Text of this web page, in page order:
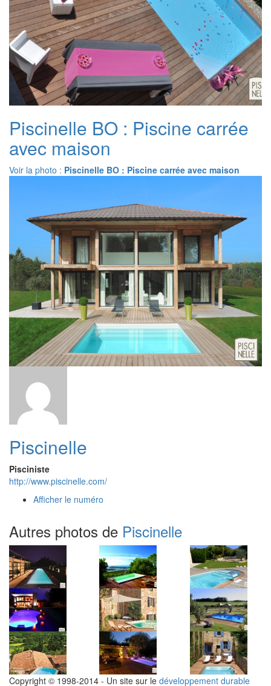
Piscinelle BO : Piscine carrée
avec maison
Voir la photo : Piscinelle BO : Piscine carrée avec maison
Piscinelle
Pisciniste
http://www.piscinelle.com/
Afficher le numéro
Autres photos de Piscinelle
Copyright © 1998-2014 - Un site sur le développement durable